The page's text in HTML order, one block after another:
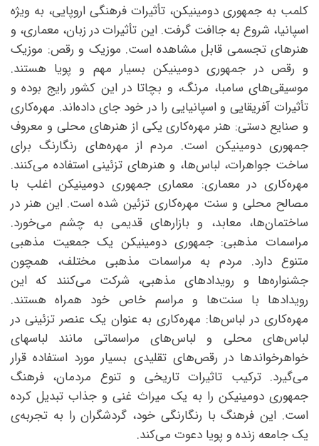
کلمب به جمهوری دومینیکن، تأثیرات فرهنگی اروپایی، به ویژه
اسپانیا، شروع به جاافت گرفت. این تأثیرات در زبان، معماری، و
هنرهای تجسمی قابل مشاهده است. موزیک و رقص: موزیک
و رقص در جمهوری دومینیکن بسیار مهم و پویا هستند.
موسیقی‌های سامبا، مرنگ، و بچاتا در این کشور رایج بوده و
تأثیرات آفریقایی و اسپانیایی را در خود جای داده‌اند. مهره‌کاری
و صنایع دستی: هنر مهره‌کاری یکی از هنرهای محلی و معروف
جمهوری دومینیکن است. مردم از مهره‌های رنگارنگ برای
ساخت جواهرات، لباس‌ها، و هنرهای تزئینی استفاده می‌کنند.
مهره‌کاری در معماری: معماری جمهوری دومینیکن اغلب با
مصالح محلی و سنت مهره‌کاری تزئین شده است. این هنر در
ساختمان‌ها، معابد، و بازارهای قدیمی به چشم می‌خورد.
مراسمات مذهبی: جمهوری دومینیکن یک جمعیت مذهبی
متنوع دارد. مردم به مراسمات مذهبی مختلف، همچون
جشنواره‌ها و رویدادهای مذهبی، شرکت می‌کنند که این
رویدادها با سنت‌ها و مراسم خاص خود همراه هستند.
مهره‌کاری در لباس‌ها: مهره‌کاری به عنوان یک عنصر تزئینی در
لباس‌های محلی و لباس‌های مراسماتی مانند لباسهای
خواهرخواندها در رقص‌های تقلیدی بسیار مورد استفاده قرار
می‌گیرد. ترکیب تاثیرات تاریخی و تنوع مردمان، فرهنگ
جمهوری دومینیکن را به یک میراث غنی و جذاب تبدیل کرده
است. این فرهنگ با رنگارنگی خود، گردشگران را به تجربه‌ی
یک جامعه زنده و پویا دعوت می‌کند.